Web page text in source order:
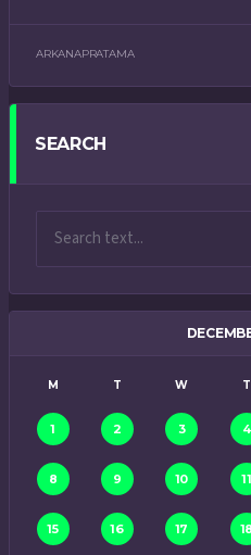
ARKANAPRATAMA
SEARCH
M T W T
1 2 3 4
8 9 10 11
15 16 17 18